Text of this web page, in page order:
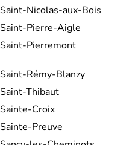
Saint-Nicolas-aux-Bois
Saint-Pierre-Aigle
Saint-Pierremont
Saint-Rémy-Blanzy
Saint-Thibaut
Sainte-Croix
Sainte-Preuve